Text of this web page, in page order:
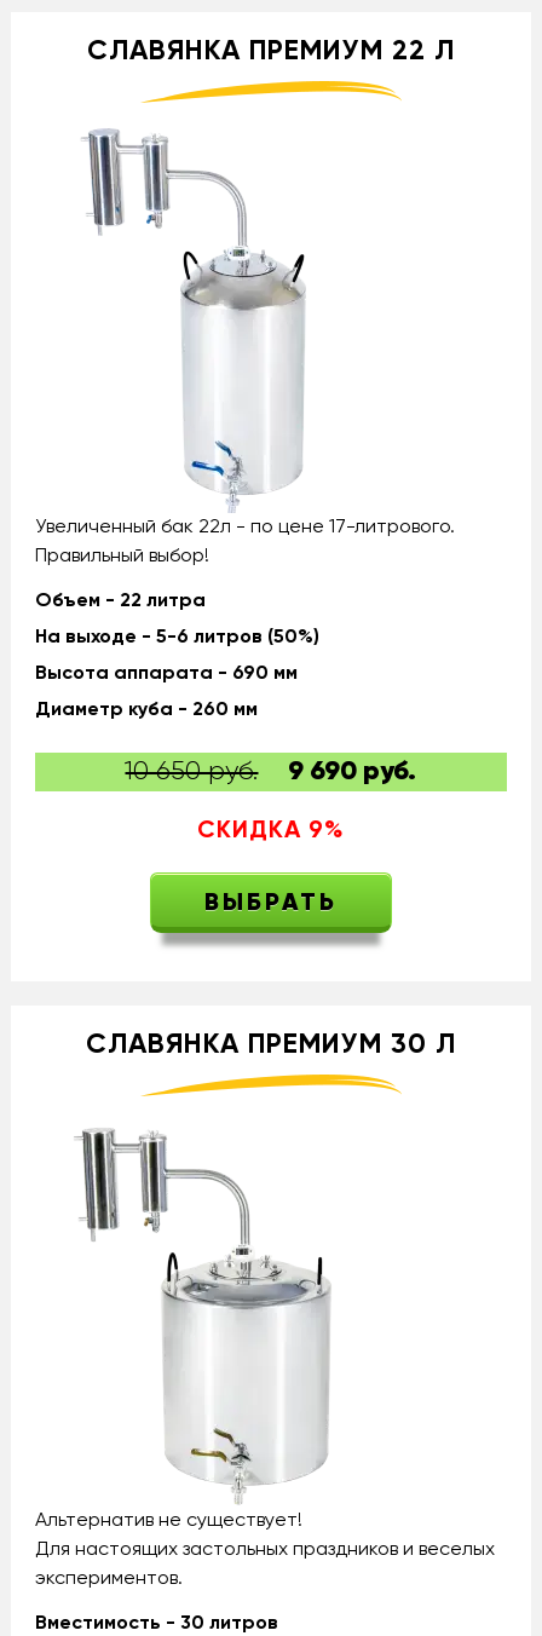
СЛАВЯНКА ПРЕМИУМ 22 Л
Увеличенный бак 22л - по цене 17-литрового.
Правильный выбор!
Объем - 22 литра
На выходе - 5-6 литров (50%)
Высота аппарата - 690 мм
Диаметр куба - 260 мм
10 650 руб. 9 690 руб.
СКИДКА 9%
ВЫБРАТЬ
СЛАВЯНКА ПРЕМИУМ 30 Л
Альтернатив не существует!
Для настоящих застольных праздников и веселых
экспериментов.
Вместимость - 30 литров